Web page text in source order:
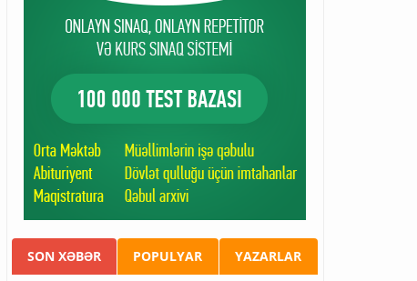
SON XƏBƏR POPULYAR YAZARLAR